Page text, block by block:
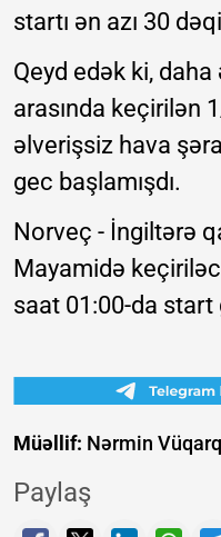
startı ən azı 30
Qeyd edək ki,
arasında keçirilən
əlverişsiz hava
gec başlamışdı.
Norveç - İngiltərə
Mayamidə
saat 01:00-da
Müəllif: Nərmin
Paylaş